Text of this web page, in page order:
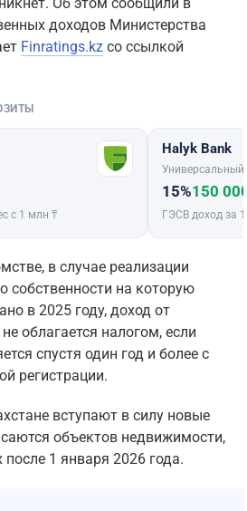
доходов Министерства
Finratings.kz со ссылкой
с 1 млн ₸
Halyk Bank
Универсальный
15%
ГЭСВ
150
доход за
в случае реализации
собственности на которую
в 2025 году, доход от
облагается налогом, если
спустя один год и более с
регистрации.
вступают в силу новые
объектов недвижимости,
1 января 2026 года.